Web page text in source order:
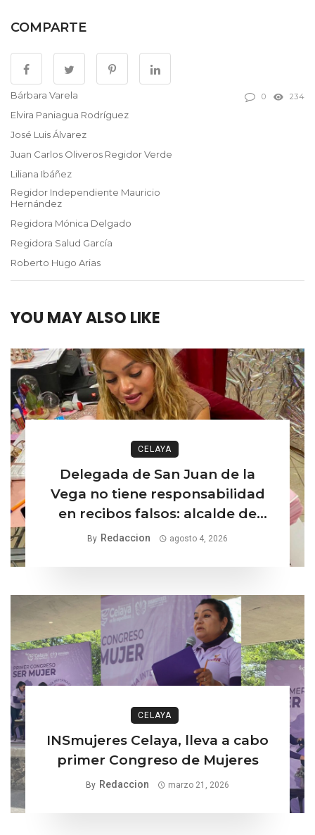
COMPARTE
Bárbara Varela
Elvira Paniagua Rodríguez
José Luis Álvarez
Juan Carlos Oliveros Regidor Verde
Liliana Ibáñez
Regidor Independiente Mauricio
Hernández
Regidora Mónica Delgado
Regidora Salud García
Roberto Hugo Arias
0 234
YOU MAY ALSO LIKE
CELAYA
Delegada de San Juan de la
Vega no tiene responsabilidad
en recibos falsos: alcalde de
Celaya
By Redaccion agosto 4, 2026
CELAYA
INSmujeres Celaya, lleva a cabo
primer Congreso de Mujeres
By Redaccion marzo 21, 2026